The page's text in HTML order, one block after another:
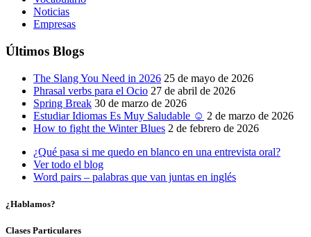
Noticias
Empresas
Últimos Blogs
The Slang You Need in 2026 25 de mayo de 2026
Phrasal verbs para el Ocio 27 de abril de 2026
Spring Break 30 de marzo de 2026
Estudiar Idiomas Es Muy Saludable ☺ 2 de marzo de 2026
How to fight the Winter Blues 2 de febrero de 2026
¿Qué pasa si me quedo en blanco en una entrevista oral?
Ver todo el blog
Word pairs – palabras que van juntas en inglés
¿Hablamos?
Clases Particulares